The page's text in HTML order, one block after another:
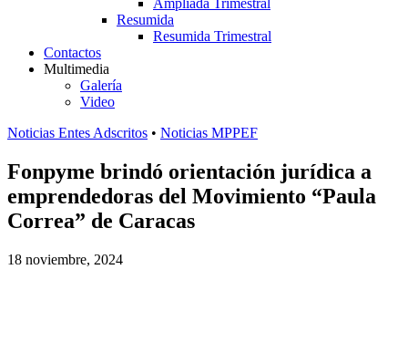
Ampliada Trimestral
Resumida
Resumida Trimestral
Contactos
Multimedia
Galería
Video
Noticias Entes Adscritos • Noticias MPPEF
Fonpyme brindó orientación jurídica a
emprendedoras del Movimiento “Paula
Correa” de Caracas
18 noviembre, 2024